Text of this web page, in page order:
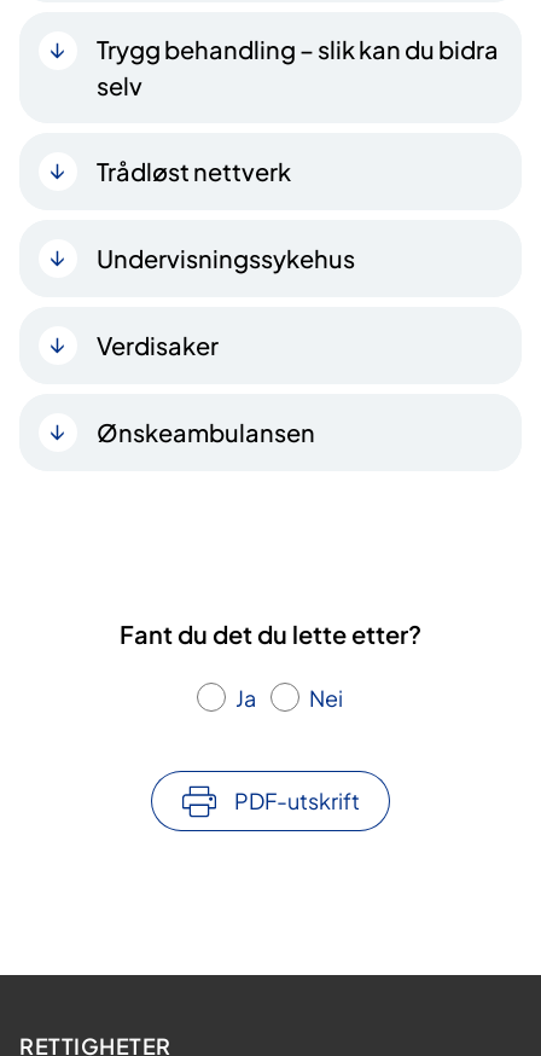
Trygg behandling – slik kan du bidra
selv
Trådløst nettverk
Undervisningssykehus
Verdisaker
Ønskeambulansen
Fant du det du lette etter?
Ja Nei
PDF-utskrift
RETTIGHETER